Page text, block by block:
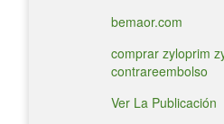
bemaor.com
comprar zyloprim
contrareembolso
Ver La Publicación